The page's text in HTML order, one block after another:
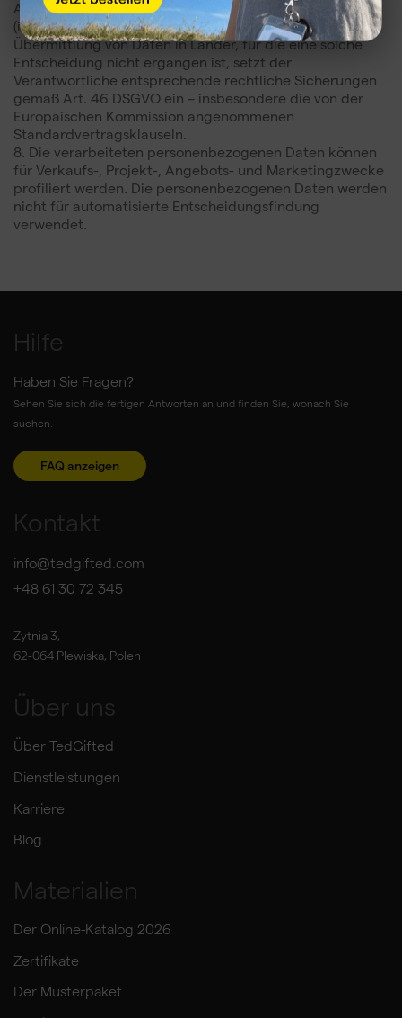
Angemessenheitsentscheidung getroffen hat
(insbesondere die Vereinigten Staaten). Bei der
Übermittlung von Daten in Länder, für die eine solche
Entscheidung nicht ergangen ist, setzt der
Verantwortliche entsprechende rechtliche Sicherungen
gemäß Art. 46 DSGVO ein – insbesondere die von der
Europäischen Kommission angenommenen
Standardvertragsklauseln.
8. Die verarbeiteten personenbezogenen Daten können
für Verkaufs-, Projekt-, Angebots- und Marketingzwecke
profiliert werden. Die personenbezogenen Daten werden
nicht für automatisierte Entscheidungsfindung
verwendet.
Hilfe
Haben Sie Fragen?
Sehen Sie sich die fertigen Antworten an und finden Sie, wonach Sie
suchen.
FAQ anzeigen
Kontakt
info@tedgifted.com
+48 61 30 72 345
Zytnia 3,
62-064 Plewiska, Polen
Über uns
Über TedGifted
Dienstleistungen
Karriere
Blog
Materialien
Der Online-Katalog 2026
Zertifikate
Der Musterpaket